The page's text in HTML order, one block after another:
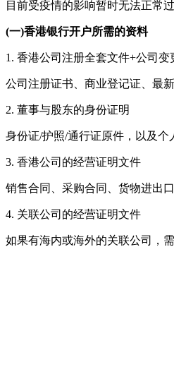
目前受疫情的影响暂时无法正常
(一)香港银行开户所需的资料
1. 香港公司注册全套文件+公司变
公司注册证书、商业登记证、最
2. 董事与股东的身份证明
身份证/护照/通行证原件，以及个
3. 香港公司的经营证明文件
销售合同、采购合同、货物进出
4. 关联公司的经营证明文件
如果有海内或海外的关联公司，